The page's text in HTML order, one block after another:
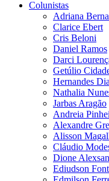
Colunistas
Adriana
Clarice Ebert
Cris Beloni
Daniel Ramos
Darci
Getúlio
Hernandes
Nathalia
Jarbas Aragão
Andreia
Alexandre
Alisson
Cláudio
Dione
Ediudson